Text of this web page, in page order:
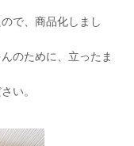
で、商品化しまし
のために、立ったま
い。